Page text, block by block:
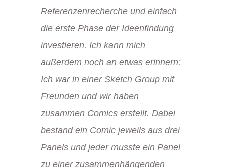
Referenzenrecherche und einfach
die erste Phase der Ideenfindung
investieren. Ich kann mich
außerdem noch an etwas erinnern:
Ich war in einer Sketch Group mit
Freunden und wir haben
zusammen Comics erstellt. Dabei
bestand ein Comic jeweils aus drei
Panels und jeder musste ein Panel
zu einer zusammenhängenden